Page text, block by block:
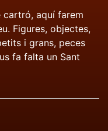
cartró, aquí farem
Figures, objectes,
i grans, peces
fa falta un Sant